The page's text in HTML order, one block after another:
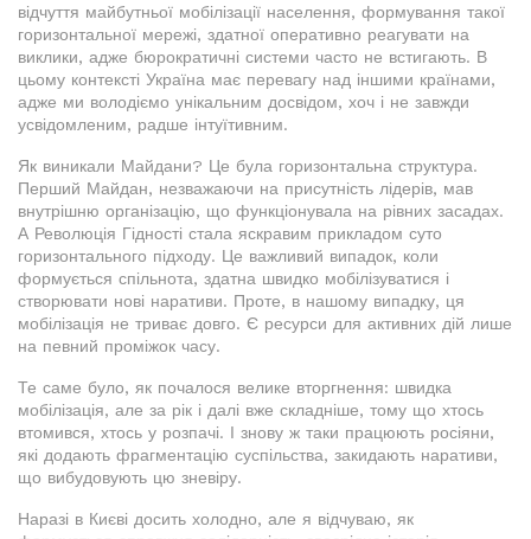
відчуття майбутньої мобілізації населення, формування такої
горизонтальної мережі, здатної оперативно реагувати на
виклики, адже бюрократичні системи часто не встигають. В
цьому контексті Україна має перевагу над іншими країнами,
адже ми володіємо унікальним досвідом, хоч і не завжди
усвідомленим, радше інтуїтивним.
Як виникали Майдани? Це була горизонтальна структура.
Перший Майдан, незважаючи на присутність лідерів, мав
внутрішню організацію, що функціонувала на рівних засадах.
А Революція Гідності стала яскравим прикладом суто
горизонтального підходу. Це важливий випадок, коли
формується спільнота, здатна швидко мобілізуватися і
створювати нові наративи. Проте, в нашому випадку, ця
мобілізація не триває довго. Є ресурси для активних дій лише
на певний проміжок часу.
Те саме було, як почалося велике вторгнення: швидка
мобілізація, але за рік і далі вже складніше, тому що хтось
втомився, хтось у розпачі. І знову ж таки працюють росіяни,
які додають фрагментацію суспільства, закидають наративи,
що вибудовують цю зневіру.
Наразі в Києві досить холодно, але я відчуваю, як